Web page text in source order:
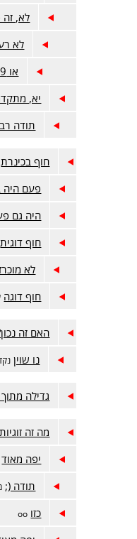
לא, זה
לא
או 19 או 38
יא,
תודה
חוף בכינרת
פעם היה
היה גם
חוף דוגית
לא
חוף דוגה
האם זה
נו שוין
גדילה
מה זה
יפה מאוד
תודה (;
כזו oo